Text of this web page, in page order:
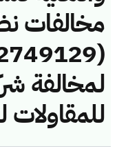
مخالفات
لمخالفة
للمقاولات